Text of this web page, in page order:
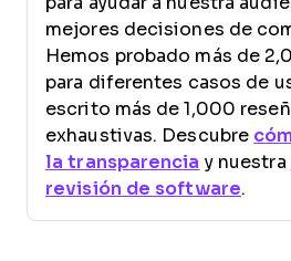
mejores decisiones de
Hemos probado más de
para diferentes casos de
escrito más de 1,000
exhaustivas. Descubre
la transparencia y nuestra
revisión de software.